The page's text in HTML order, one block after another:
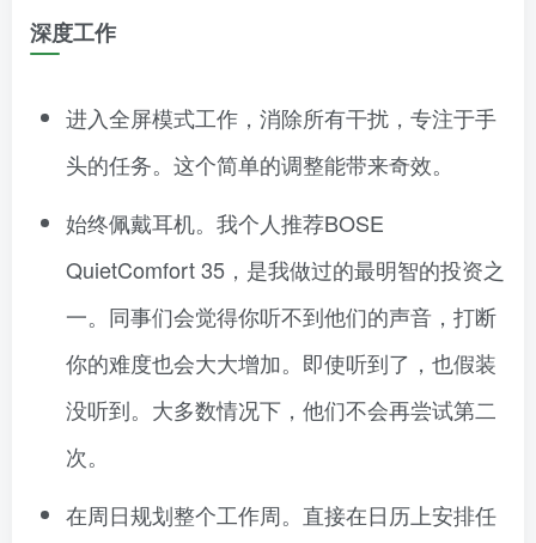
深度工作
进入全屏模式工作，消除所有干扰，专注于手
头的任务。这个简单的调整能带来奇效。
始终佩戴耳机。我个人推荐BOSE
QuietComfort 35，是我做过的最明智的投资之
一。同事们会觉得你听不到他们的声音，打断
你的难度也会大大增加。即使听到了，也假装
没听到。大多数情况下，他们不会再尝试第二
次。
在周日规划整个工作周。直接在日历上安排任